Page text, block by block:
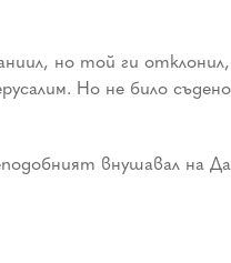
но той ги
Но не било
внушавал на